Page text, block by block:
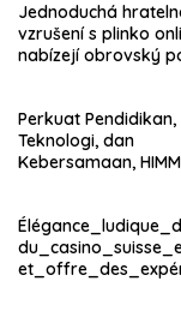
Jednoduchá
vzrušení s plinko
nabízejí obrovský
Perkuat Pendidikan,
Teknologi, dan
Kebersamaan,